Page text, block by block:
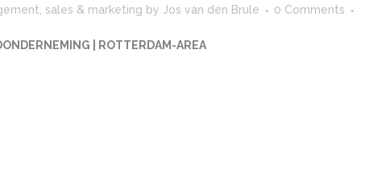
sales & marketing by Jos van den Brule 0 Comments
| ROTTERDAM-AREA